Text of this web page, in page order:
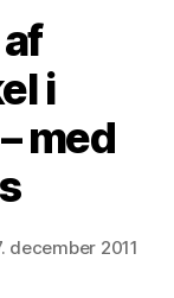
i
med
december 2011